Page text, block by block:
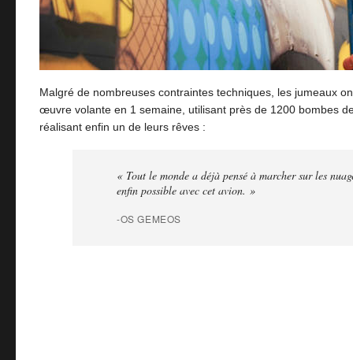
Malgré de nombreuses contraintes techniques, les jumeaux
œuvre volante en 1 semaine, utilisant près de 1200 bombes
réalisant enfin un de leurs rêves :
« Tout le monde a déjà pensé à marcher sur les
enfin possible avec cet avion. »
-OS GEMEOS